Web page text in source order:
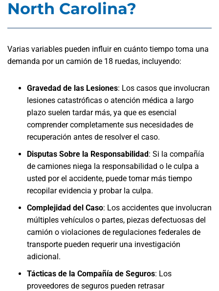
North Carolina?
Varias variables pueden influir en cuánto tiempo toma una
demanda por un camión de 18 ruedas, incluyendo:
Gravedad de las Lesiones: Los casos que involucran
lesiones catastróficas o atención médica a largo
plazo suelen tardar más, ya que es esencial
comprender completamente sus necesidades de
recuperación antes de resolver el caso.
Disputas Sobre la Responsabilidad: Si la compañía
de camiones niega la responsabilidad o le culpa a
usted por el accidente, puede tomar más tiempo
recopilar evidencia y probar la culpa.
Complejidad del Caso: Los accidentes que involucran
múltiples vehículos o partes, piezas defectuosas del
camión o violaciones de regulaciones federales de
transporte pueden requerir una investigación
adicional.
Tácticas de la Compañía de Seguros: Los
proveedores de seguros pueden retrasar